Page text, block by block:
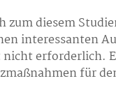
zum diesem
interessanten
erforderlich.
für